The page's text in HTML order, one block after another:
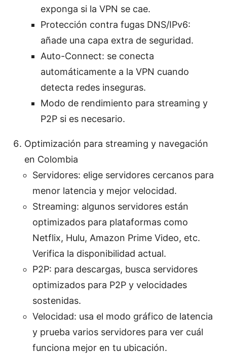
exponga si la VPN se cae.
Protección contra fugas DNS/IPv6:
añade una capa extra de seguridad.
Auto-Connect: se conecta
automáticamente a la VPN cuando
detecta redes inseguras.
Modo de rendimiento para streaming y
P2P si es necesario.
Optimización para streaming y navegación
en Colombia
Servidores: elige servidores cercanos para
menor latencia y mejor velocidad.
Streaming: algunos servidores están
optimizados para plataformas como
Netflix, Hulu, Amazon Prime Video, etc.
Verifica la disponibilidad actual.
P2P: para descargas, busca servidores
optimizados para P2P y velocidades
sostenidas.
Velocidad: usa el modo gráfico de latencia
y prueba varios servidores para ver cuál
funciona mejor en tu ubicación.